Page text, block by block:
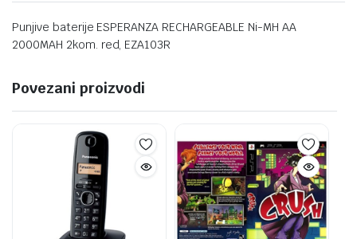
Punjive baterije ESPERANZA RECHARGEABLE Ni-MH AA
2000MAH 2kom. red, EZA103R
Povezani proizvodi